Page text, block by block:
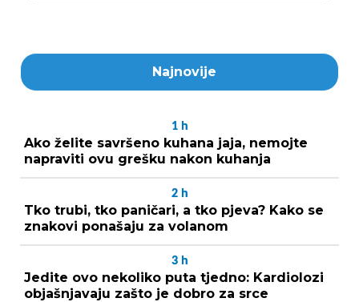
Najnovije
1 h
Ako želite savršeno kuhana jaja, nemojte
napraviti ovu grešku nakon kuhanja
2 h
Tko trubi, tko paničari, a tko pjeva? Kako se
znakovi ponašaju za volanom
3 h
Jedite ovo nekoliko puta tjedno: Kardiolozi
objašnjavaju zašto je dobro za srce